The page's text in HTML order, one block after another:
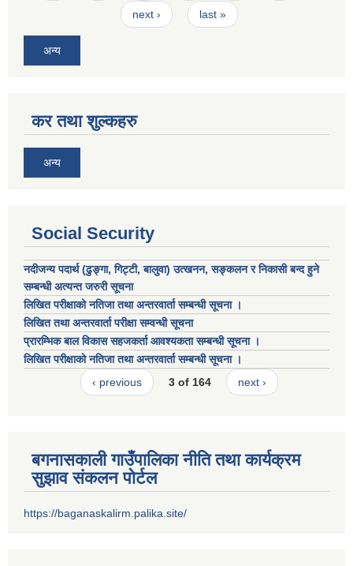
next › last »
अन्य
कर तथा शुल्कहरु
अन्य
Social Security
नदीजन्य पदार्थ (ढुङ्गा, गिट्टी, बालुवा) उत्खनन, सङ्कलन र निकासी बन्द हुने
सम्बन्धी अत्यन्त जरुरी सूचना
लिखित परीक्षाको नतिजा तथा अन्तरवार्ता सम्बन्धी सूचना ।
लिखित तथा अन्तरवार्ता परीक्षा सम्वन्धी सूचना
प्रारम्भिक बाल विकास सहजकर्ता आवश्यकता सम्बन्धी सूचना ।
लिखित परीक्षाको नतिजा तथा अन्तरवार्ता सम्बन्धी सूचना ।
‹ previous
3 of 164 next ›
बगनासकाली गाउँपालिका नीति तथा कार्यक्रम
सुझाव संकलन पोर्टल
https://baganaskalirm.palika.site/